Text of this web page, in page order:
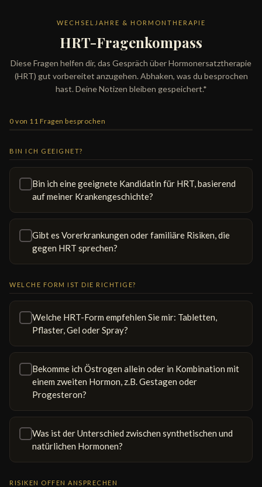
WECHSELJAHRE & HORMONTHERAPIE
HRT-Fragenkompass
Diese Fragen helfen dir, das Gespräch über Hormonersatztherapie
(HRT) gut vorbereitet anzugehen. Abhaken, was du besprochen
hast. Deine Notizen bleiben gespeichert.*
0 von 11 Fragen besprochen
BIN ICH GEEIGNET?
Bin ich eine geeignete Kandidatin für HRT, basierend
auf meiner Krankengeschichte?
Gibt es Vorerkrankungen oder familiäre Risiken, die
gegen HRT sprechen?
WELCHE FORM IST DIE RICHTIGE?
Welche HRT-Form empfehlen Sie mir: Tabletten,
Pflaster, Gel oder Spray?
Bekomme ich Östrogen allein oder in Kombination mit
einem zweiten Hormon, z.B. Gestagen oder
Progesteron?
Was ist der Unterschied zwischen synthetischen und
natürlichen Hormonen?
RISIKEN OFFEN ANSPRECHEN